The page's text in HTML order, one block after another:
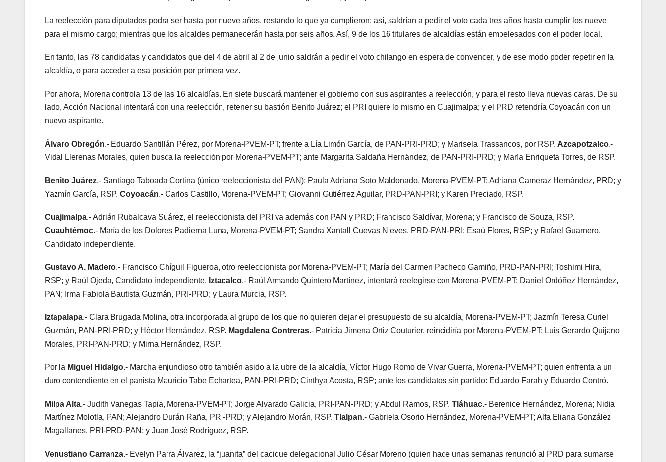
La reelección para diputados podrá ser hasta por nueve años, restando lo que ya cumplieron; así, saldrían a pedir el voto cada tres años hasta cumplir los nueve
para el mismo cargo; mientras que los alcaldes permanecerán hasta por seis años. Así, 9 de los 16 titulares de alcaldías están embelesados con el poder local.
En tanto, las 78 candidatas y candidatos que del 4 de abril al 2 de junio saldrán a pedir el voto chilango en espera de convencer, y de ese modo poder repetir en la
alcaldía, o para acceder a esa posición por primera vez.
Por ahora, Morena controla 13 de las 16 alcaldías. En siete buscará mantener el gobierno con sus aspirantes a reelección, y para el resto lleva nuevas caras. De su
lado, Acción Nacional intentará con una reelección, retener su bastión Benito Juárez; el PRI quiere lo mismo en Cuajimalpa; y el PRD retendría Coyoacán con un
nuevo aspirante.
Álvaro Obregón.- Eduardo Santillán Pérez, por Morena-PVEM-PT; frente a Lía Limón García, de PAN-PRI-PRD; y Marisela Trassancos, por RSP. Azcapotzalco.-
Vidal Llerenas Morales, quien busca la reelección por Morena­-PVEM-PT; ante Margarita Saldaña Hernández, de PAN-PRI-PRD; y María Enriqueta Torres, de RSP.
Benito Juárez.- Santiago Taboada Cortina (único reeleccionista del PAN); Paula Adriana Soto Maldonado, Morena-PVEM-PT; Adriana Cameraz Hernández, PRD; y
Yazmín García, RSP. Coyoacán.- Carlos Castillo, Morena-PVEM-PT; Giovanni Gutiérrez Aguilar, PRD-PAN-PRI; y Karen Preciado, RSP.
Cuajimalpa.- Adrián Rubalcava Suárez, el reeleccionista del PRI va además con PAN y PRD; Francisco Saldívar, Morena; y Francisco de Souza, RSP.
Cuauhtémoc.- María de los Dolores Padierna Luna, Morena-PVEM-PT; Sandra Xantall Cuevas Nieves, PRD-PAN-PRI; Esaú Flores, RSP; y Rafael Guarnero,
Candidato independiente.
Gustavo A. Madero.- Francisco Chíguil Figueroa, otro reeleccionista por Morena-PVEM-PT; María del Carmen Pacheco Gamiño, PRD-PAN-PRI; Toshimi Hira,
RSP; y Raúl Ojeda, Candidato independiente. Iztacalco.- Raúl Armando Quintero Martínez, intentará reelegirse con Morena-PVEM-PT; Daniel Ordóñez Hernández,
PAN; Irma Fabiola Bautista Guzmán, PRI-PRD; y Laura Murcia, RSP.
Iztapalapa.- Clara Brugada Molina, otra incorporada al grupo de los que no quieren dejar el presupuesto de su alcaldía, Morena-PVEM-PT; Jazmín Teresa Curiel
Guzmán, PAN-PRI-PRD; y Héctor Hernández, RSP. Magdalena Contreras.- Patricia Jimena Ortiz Couturier, reincidiría por Morena-PVEM-PT; Luis Gerardo Quijano
Morales, PRI-PAN-PRD; y Mirna Hernández, RSP.
Por la Miguel Hidalgo.- Marcha enjundioso otro también asido a la ubre de la alcaldía, Víctor Hugo Romo de Vivar Guerra, Morena-PVEM-PT; quien enfrenta a un
duro contendiente en el panista Mauricio Tabe Echartea, PAN-PRI-PRD; Cinthya Acosta, RSP; ante los candidatos sin partido: Eduardo Farah y Eduardo Contró.
Milpa Alta.- Judith Vanegas Tapia, Morena-PVEM-PT; Jorge Alvarado Galicia, PRI-PAN-PRD; y Abdul Ramos, RSP. Tláhuac.- Berenice Hernández, Morena; Nidia
Martínez Molotla, PAN; Alejandro Durán Raña, PRI-PRD; y Alejandro Morán, RSP. Tlalpan.- Gabriela Osorio Hernández, Morena-PVEM-PT; Alfa Eliana González
Magallanes, PRI-PRD-PAN; y Juan José Rodríguez, RSP.
Venustiano Carranza.- Evelyn Parra Álvarez, la “juanita” del cacique delegacional Julio César Moreno (quien hace unas semanas renunció al PRD para sumarse